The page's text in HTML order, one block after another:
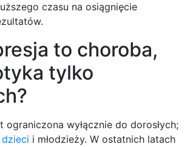
czasu na osiągnięcie
to choroba,
tylko
ograniczona wyłącznie do dorosłych;
dzieci i młodzieży. W ostatnich latach